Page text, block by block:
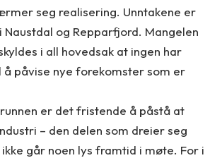
seg realisering. Unntakene er
Naustdal og Repparfjord. Mangelen
i all hovedsak at ingen har
påvise nye forekomster som er
er det fristende å påstå at
– den delen som dreier seg
går noen lys framtid i møte. For i